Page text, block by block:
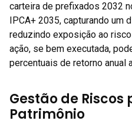
carteira de prefixados 2032
IPCA+ 2035, capturando um
reduzindo exposição ao
ação, se bem executada,
percentuais de retorno anual
Gestão de
Patrimônio